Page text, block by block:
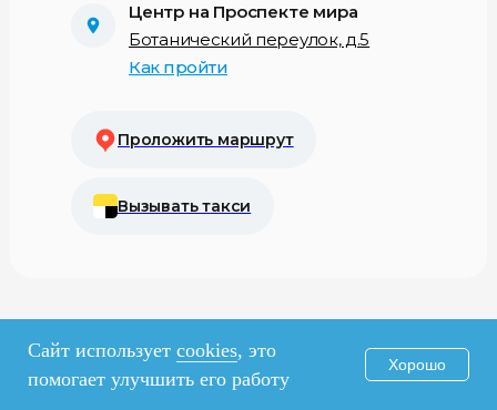
Сайт использует cookies, это
помогает улучшить его работу
Хорошо
Центр на Проспекте мира
Ботанический переулок, д.5
Вызывать такси
Проложить маршрут
Как пройти